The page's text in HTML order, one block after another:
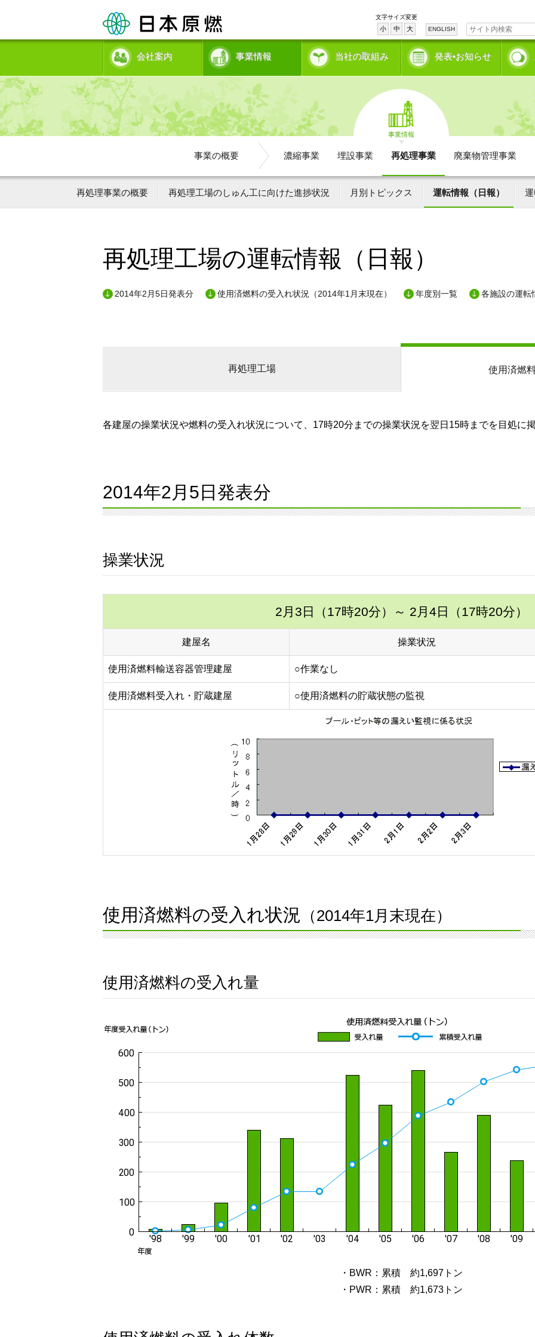
文字サイズ変更
小 中 大 ENGLISH
会社案内 事業情報 当社の取組み 発表•お知らせ
事業情報
事業の概要 濃縮事業 埋設事業 再処理事業 廃棄物管理事業
再処理事業の概要 再処理工場のしゅん工に向けた進捗状況 月別トピックス 運転情報（日報） 運
再処理工場の運転情報（日報）
2014年2月5日発表分 使用済燃料の受入れ状況（2014年1月末現在） 年度別一覧 各施設の運転
再処理工場 使用済燃
各建屋の操業状況や燃料の受入れ状況について、17時20分までの操業状況を翌日15時までを目処に掲
2014年2月5日発表分
操業状況
2月3日（17時20分） ～ 2月4日（17時20分）
建屋名 操業状況
使用済燃料輸送容器管理建屋 ○作業なし
使用済燃料受入れ・貯蔵建屋 ○使用済燃料の貯蔵状態の監視
使用済燃料の受入れ状況 （2014年1月末現在）
使用済燃料の受入れ量
・BWR：累積 約1,697トン
・PWR：累積 約1,673トン